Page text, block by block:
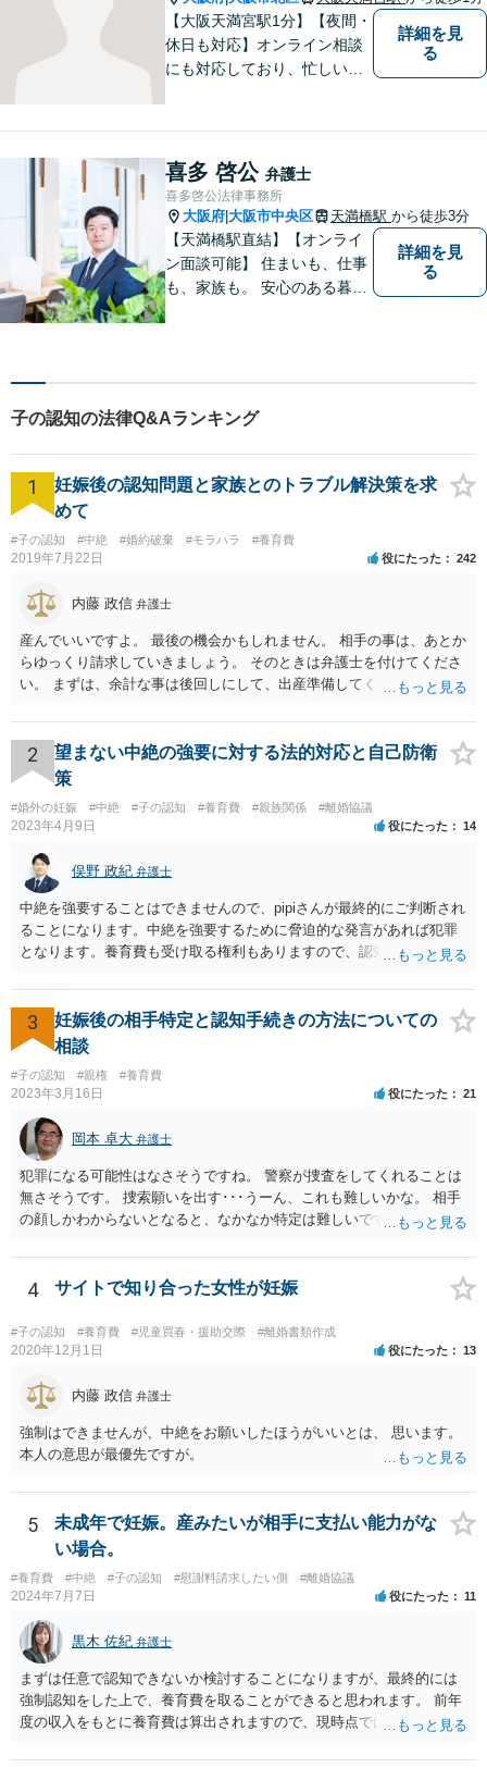
【大阪天満宮駅1分】【夜間・
休日も対応】オンライン相談
にも対応しており、忙しい方
出せるよう全力を尽くして参
ります！企業法務から個人ト
ラブルまで幅広く対応。【完
全個室で相談】
詳細を見
る
喜多 啓公 弁護士
喜多啓公法律事務所
大阪府 大阪市中央区 天満橋駅 から徒歩3分
【天満橋駅直結】【オンライ
ン面談可能】 住まいも、仕事
も、家族も。 安心のある暮ら
詳細を見
る
子の認知の法律Q&Aランキング
1
妊娠後の認知問題と家族とのトラブル解決策を求
めて
#子の認知 #中絶 #婚約破棄 #モラハラ #養育費
2019年7月22日 役にたった 242
内藤 政信 弁護士
産んでいいですよ。 最後の機会かもしれません。 相手の事は、あとか
らゆっくり請求していきましょう。 そのときは弁護士を付けてくださ
い。 まずは、余計な事は後回しにして、出産準備してください。
2
望まない中絶の強要に対する法的対応と自己防衛
策
#婚外の妊娠 #中絶 #子の認知 #養育費 #親族関係 #離婚協議
2023年4月9日 役にたった 14
俣野 政紀 弁護士
中絶を強要することはできませんので、pipiさんが最終的にご判断され
ることになります。中絶を強要するために脅迫的な発言があれば犯罪
となります。養育費も受け取る権利もありますので、認知等につきお
勧めします。
3
妊娠後の相手特定と認知手続きの方法についての
相談
#子の認知 #親権 #養育費
2023年3月16日 役にたった 21
岡本 卓大 弁護士
犯罪になる可能性はなさそうですね。 警察が捜査をしてくれることは
無さそうです。 捜索願いを出す･･･うーん、これも難しいかな。 相手
の顔しかわからないとなると、なかなか特定は難しいですね。 お役に
4 サイトで知り合った女性が妊娠
#子の認知 #養育費 #児童買春・援助交際 #離婚書類作成
2020年12月1日 役にたった 13
内藤 政信 弁護士
強制はできませんが、中絶をお願いしたほうがいいとは、 思います。
本人の意思が最優先ですが。
5
未成年で妊娠。産みたいが相手に支払い能力がな
い場合。
#養育費 #中絶 #子の認知 #慰謝料請求したい側 #離婚協議
2024年7月7日 役にたった 11
黒木 佐紀 弁護士
まずは任意で認知できないか検討することになりますが、最終的には
強制認知をした上で、養育費を取ることができると思われます。 前年
度の収入をもとに養育費は算出されますので、現時点では少額しか取
育費の増額調停を起こすこともできます。 仮に中絶する場合でも、相